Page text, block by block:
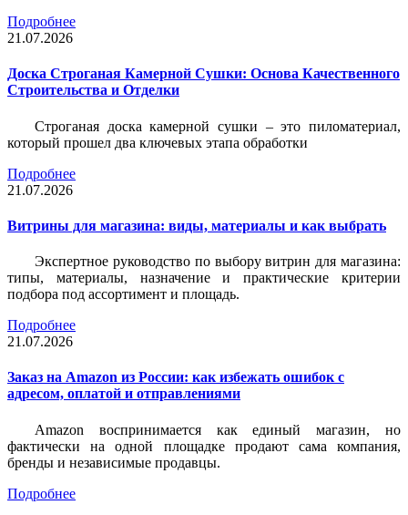
Подробнее
21.07.2026
Доска Строганая Камерной Сушки: Основа Качественного
Строительства и Отделки
Строганая доска камерной сушки – это пиломатериал,
который прошел два ключевых этапа обработки
Подробнее
21.07.2026
Витрины для магазина: виды, материалы и как выбрать
Экспертное руководство по выбору витрин для магазина:
типы, материалы, назначение и практические критерии
подбора под ассортимент и площадь.
Подробнее
21.07.2026
Заказ на Amazon из России: как избежать ошибок с
адресом, оплатой и отправлениями
Amazon воспринимается как единый магазин, но
фактически на одной площадке продают сама компания,
бренды и независимые продавцы.
Подробнее